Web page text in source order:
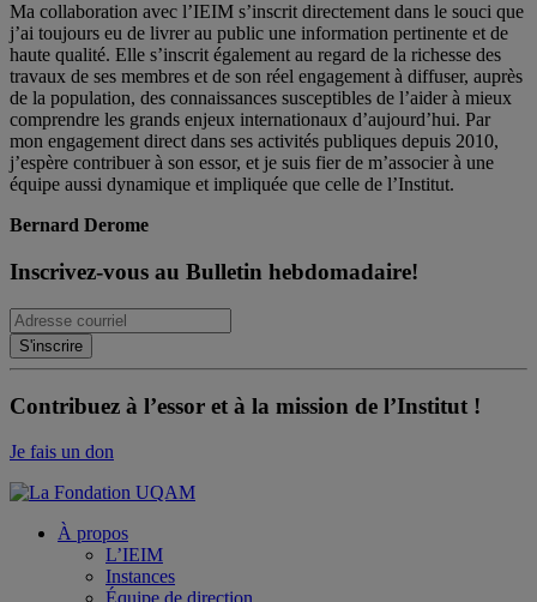
Ma collaboration avec l’IEIM s’inscrit directement dans le souci que
j’ai toujours eu de livrer au public une information pertinente et de
haute qualité. Elle s’inscrit également au regard de la richesse des
travaux de ses membres et de son réel engagement à diffuser, auprès
de la population, des connaissances susceptibles de l’aider à mieux
comprendre les grands enjeux internationaux d’aujourd’hui. Par
mon engagement direct dans ses activités publiques depuis 2010,
j’espère contribuer à son essor, et je suis fier de m’associer à une
équipe aussi dynamique et impliquée que celle de l’Institut.
Bernard Derome
Inscrivez-vous au Bulletin hebdomadaire!
Contribuez à l’essor et à la mission de l’Institut !
Je fais un don
À propos
L’IEIM
Instances